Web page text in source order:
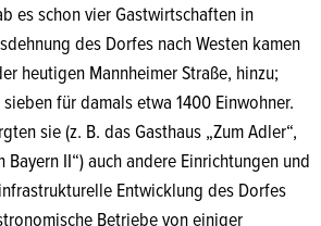
es schon vier Gastwirtschaften in
des Dorfes nach Westen kamen
heutigen Mannheimer Straße, hinzu;
für damals etwa 1400 Einwohner.
sie (z. B. das Gasthaus „Zum Adler“,
Bayern II“) auch andere Einrichtungen und
Entwicklung des Dorfes
Betriebe von einiger